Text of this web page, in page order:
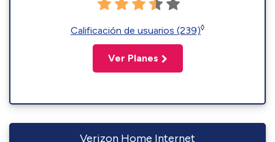
Calificación de usuarios (239)◊
Ver Planes
Verizon Home Internet